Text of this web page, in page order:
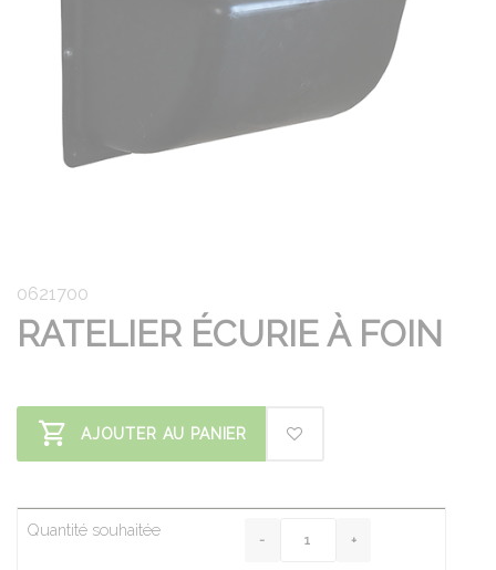
0621700
RATELIER ÉCURIE À FOIN
AJOUTER AU PANIER
Quantité souhaitée